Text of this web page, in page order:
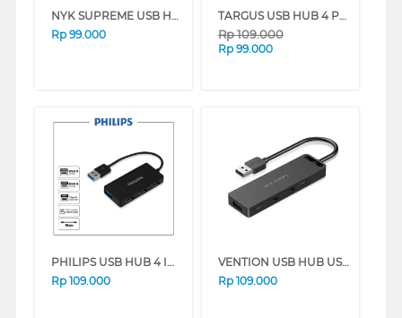
NYK SUPREME USB HUB 7 PORT UH3-NV10 USB HUB V.3.0/2.0
Rp 99.000
TARGUS USB HUB 4 PORT ACH214AP
Rp109.000
Rp 99.000
PHILIPS USB HUB 4 IN 1 USB-A TO USB 3.0 + USB 2.0 PHILIPSSWV3704
Rp 109.000
VENTION USB HUB USB A TO USB A CHUBB
Rp 109.000